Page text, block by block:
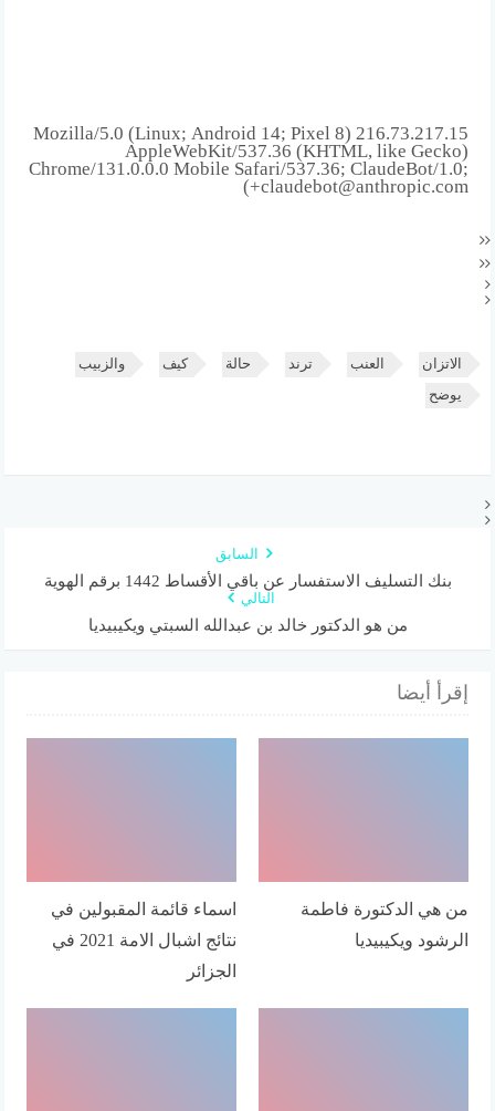
216.73.217.15 Mozilla/5.0 (Linux; Android 14; Pixel 8)
AppleWebKit/537.36 (KHTML, like Gecko)
Chrome/131.0.0.0 Mobile Safari/537.36; ClaudeBot/1.0;
+claudebot@anthropic.com)
الاتزان العنب ترند حالة كيف والزبيب
يوضح
السابق
بنك التسليف الاستفسار عن باقي الأقساط 1442 برقم الهوية
التالي
من هو الدكتور خالد بن عبدالله السبتي ويكيبيديا
إقرأ أيضا
من هي الدكتورة فاطمة
الرشود ويكيبيديا
اسماء قائمة المقبولين في
نتائج اشبال الامة 2021 في
الجزائر